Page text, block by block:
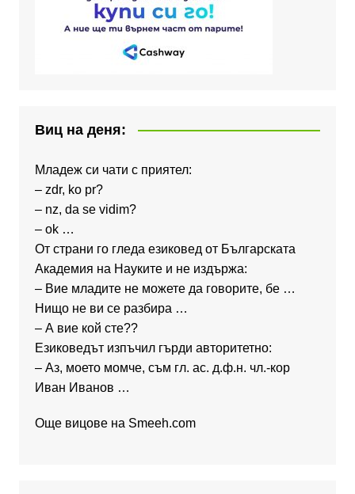
Виц на деня:
Младеж си чати с приятел:
– zdr, ko pr?
– nz, da se vidim?
– ok …
От страни го гледа езиковед от Българската
Академия на Науките и не издържа:
– Вие младите не можете да говорите, бе …
Нищо не ви се разбира …
– А вие кой сте??
Езиковедът изпъчил гърди авторитетно:
– Аз, моето момче, съм гл. ас. д.ф.н. чл.-кор
Иван Иванов …
Още вицове на Smeeh.com